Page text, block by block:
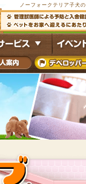
ノーフォークテリア子犬